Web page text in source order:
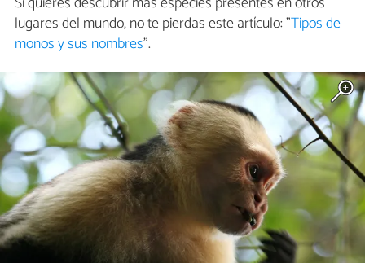
lugares del mundo, no te pierdas este artículo: "Tipos de
monos y sus nombres".